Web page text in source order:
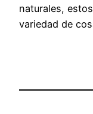
naturales,
variedad de